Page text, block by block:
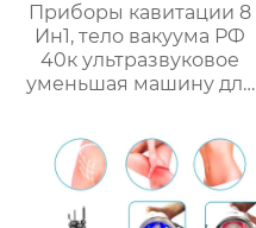
Приборы кавитации 8
Ин1, тело вакуума РФ
40к ультразвуковое
уменьшая машину для